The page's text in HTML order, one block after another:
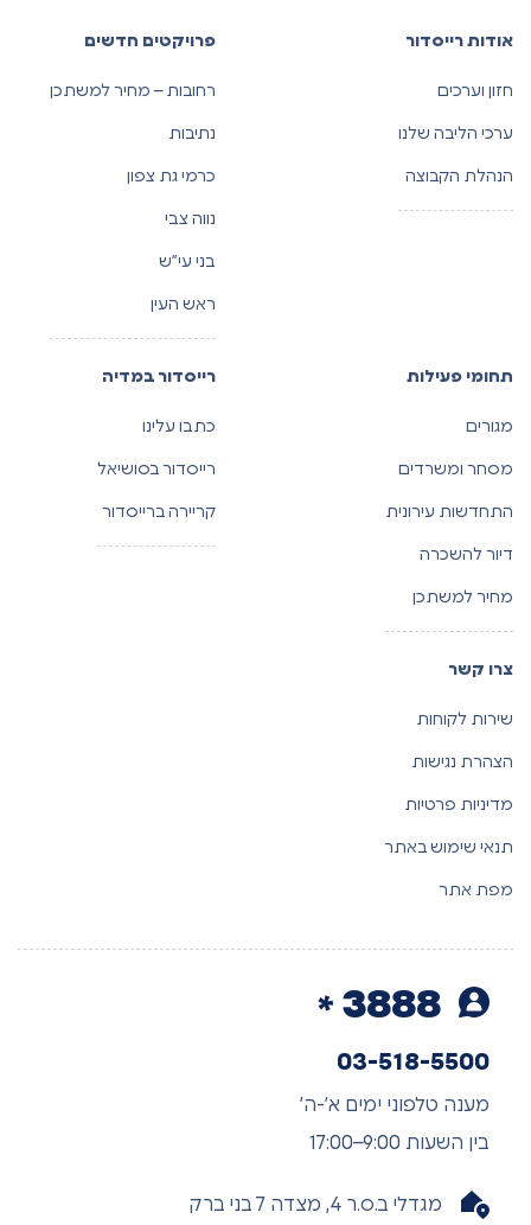
אודות רייסדור
חזון וערכים
ערכי הליבה שלנו
הנהלת הקבוצה
פרויקטים חדשים
רחובות – מחיר למשתכן
נתיבות
כרמי גת צפון
נווה צבי
בני עי”ש
ראש העין
תחומי פעילות
מגורים
מסחר ומשרדים
התחדשות עירונית
דיור להשכרה
מחיר למשתכן
רייסדור במדיה
כתבו עלינו
רייסדור בסושיאל
קריירה ברייסדור
צרו קשר
שירות לקוחות
הצהרת נגישות
מדיניות פרטיות
תנאי שימוש באתר
מפת אתר
03-518-5500
מענה טלפוני ימים א’-ה’
בין השעות 9:00–17:00
מגדלי ב.ס.ר 4, מצדה 7 בני ברק